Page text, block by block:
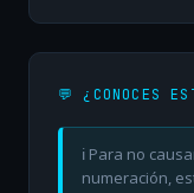
💬 ¿CONOCES
ℹ️ Para no
numeración,